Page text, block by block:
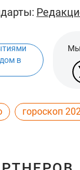
в
Мы
гороскоп